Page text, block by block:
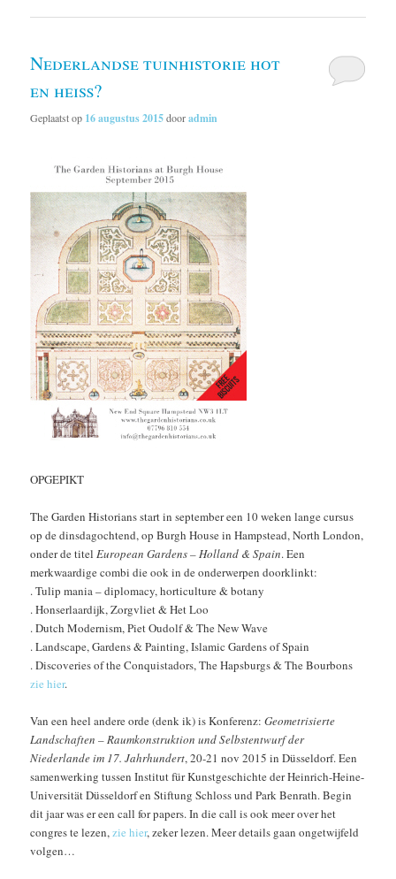
Nederlandse tuinhistorie hot
en heiß?
Geplaatst op 16 augustus 2015dooradmin
OPGEPIKT
The Garden Historians start in september een 10 weken lange cursus
op de dinsdagochtend, op Burgh House in Hampstead, North London,
onder de titelEuropean Gardens – Holland & Spain. Een
merkwaardige combi die ook in de onderwerpen doorklinkt:
. Tulip mania – diplomacy, horticulture & botany
. Honserlaardijk, Zorgvliet & Het Loo
. Dutch Modernism, Piet Oudolf & The New Wave
. Landscape, Gardens & Painting, Islamic Gardens of Spain
. Discoveries of the Conquistadors, The Hapsburgs & The Bourbons
zie hier.
Van een heel andere orde (denk ik) is Konferenz:Geometrisierte
Landschaften – Raumkonstruktion und Selbstentwurf der
Niederlande im 17. Jahrhundert, 20-21 nov 2015 in Düsseldorf. Een
samenwerking tussen Institut für Kunstgeschichte der Heinrich-Heine-
Universität Düsseldorf en Stiftung Schloss und Park Benrath. Begin
dit jaar was er een call for papers. In die call is ook meer over het
congres te lezen,zie hier, zeker lezen. Meer details gaan ongetwijfeld
volgen…